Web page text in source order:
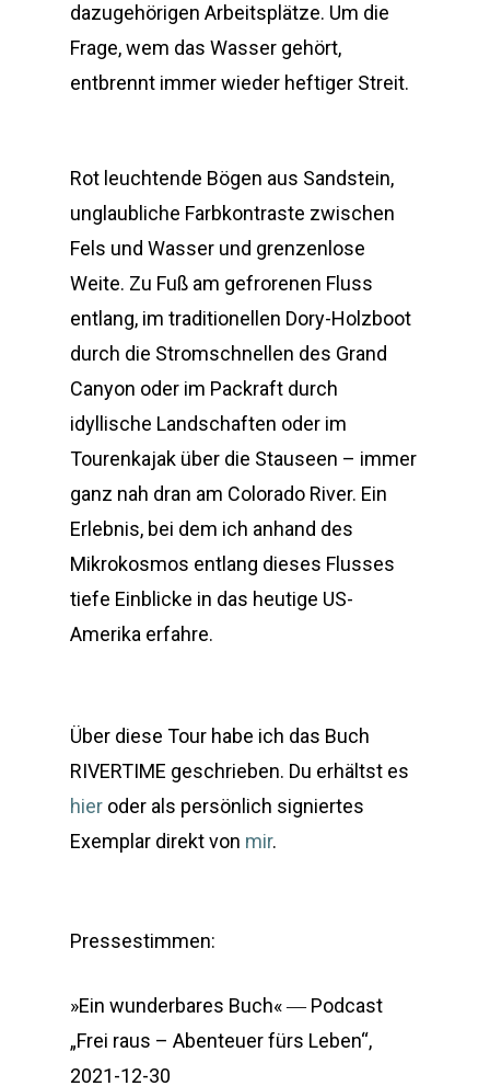
dazugehörigen Arbeitsplätze. Um die
Frage, wem das Wasser gehört,
entbrennt immer wieder heftiger Streit.
Rot leuchtende Bögen aus Sandstein,
unglaubliche Farbkontraste zwischen
Fels und Wasser und grenzenlose
Weite. Zu Fuß am gefrorenen Fluss
entlang, im traditionellen Dory-Holzboot
durch die Stromschnellen des Grand
Canyon oder im Packraft durch
idyllische Landschaften oder im
Tourenkajak über die Stauseen – immer
ganz nah dran am Colorado River. Ein
Erlebnis, bei dem ich anhand des
Mikrokosmos entlang dieses Flusses
tiefe Einblicke in das heutige US-
Amerika erfahre.
Über diese Tour habe ich das Buch
RIVERTIME geschrieben. Du erhältst es
hier oder als persönlich signiertes
Exemplar direkt von mir.
Pressestimmen:
»Ein wunderbares Buch« ―Podcast
„Frei raus – Abenteuer fürs Leben“,
2021-12-30